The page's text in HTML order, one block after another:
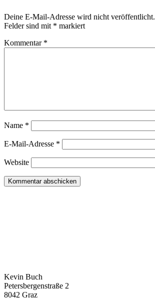
Deine E-Mail-Adresse wird nicht veröffentlicht.
Felder sind mit * markiert
Kommentar *
Name *
E-Mail-Adresse *
Website
Kevin Buch
Petersbergenstraße 2
8042 Graz